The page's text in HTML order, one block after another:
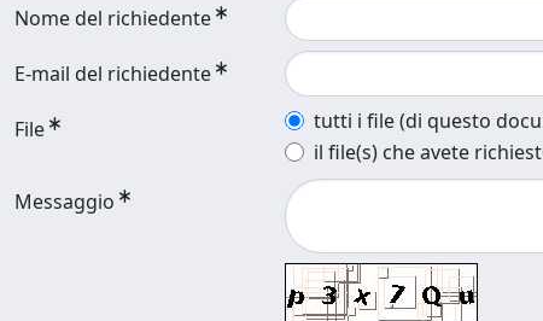
Nome del richiedente
E-mail del richiedente
File
tutti i file (di questo
il file(s) che avete
Messaggio